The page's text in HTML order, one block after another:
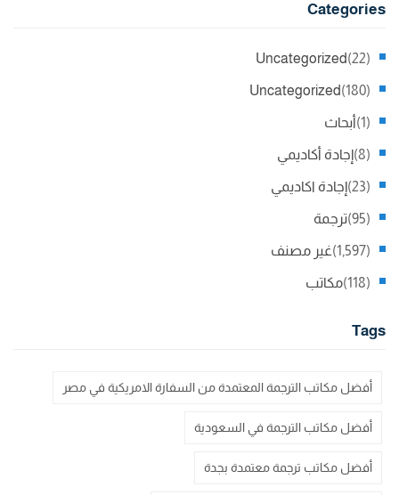
Categories
Uncategorized (22)
Uncategorized (180)
أبحاث (1)
إجادة أكاديمي (8)
إجادة اكاديمي (23)
ترجمة (95)
غير مصنف (1,597)
مكاتب (118)
Tags
أفضل مكاتب الترجمة المعتمدة من السفارة الامريكية في مصر
أفضل مكاتب الترجمة في السعودية
أفضل مكاتب ترجمة معتمدة بجدة